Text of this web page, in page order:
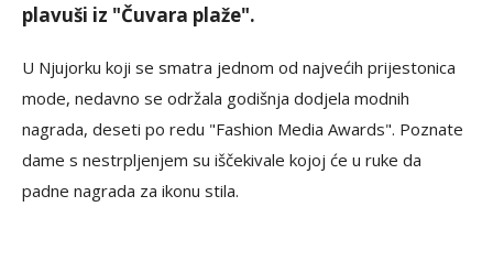
plavuši iz "Čuvara plaže".
U Njujorku koji se smatra jednom od najvećih prijestonica
mode, nedavno se održala godišnja dodjela modnih
nagrada, deseti po redu "Fashion Media Awards". Poznate
dame s nestrpljenjem su iščekivale kojoj će u ruke da
padne nagrada za ikonu stila.